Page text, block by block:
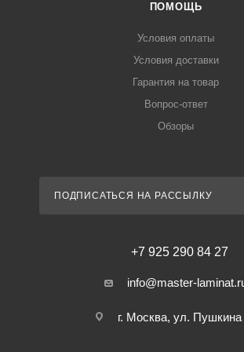
ПОМОЩЬ
Условия оплаты
Условия доставки
Гарантия на товар
Вопрос-ответ
Обзоры
ПОДПИСАТЬСЯ НА РАССЫЛКУ
+7 925 290 84 27
info@master-
г. Москва, ул. Пушкина